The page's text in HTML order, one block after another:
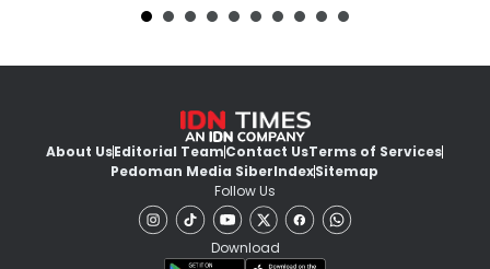
About UsEditorial TeamContact UsTerms of Services
Pedoman Media SiberIndexSitemap
Follow Us
Download